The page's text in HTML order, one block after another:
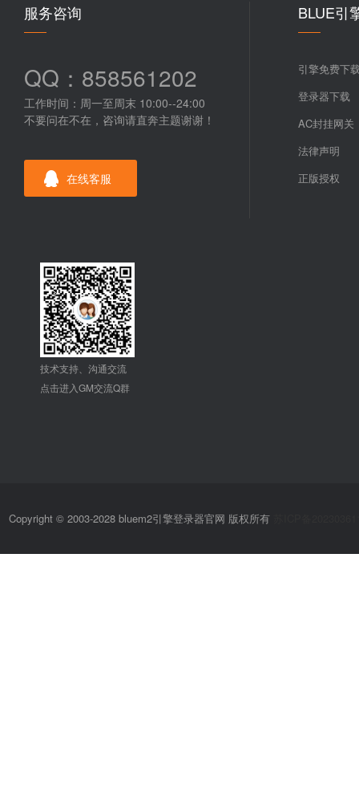
服务咨询
QQ：858561202
工作时间：周一至周末 10:00--24:00
不要问在不在，咨询请直奔主题谢谢！
在线客服
BLUE引
引擎免费下
登录器下载
AC封挂网关
法律声明
正版授权
技术支持、沟通交流
点击进入GM交流Q群
Copyright © 2003-2028 bluem2引擎登录器官网 版权所有